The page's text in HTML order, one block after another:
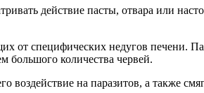
действие пасты, отвара или
от специфических недугов печени.
количества червей.
на паразитов, а также